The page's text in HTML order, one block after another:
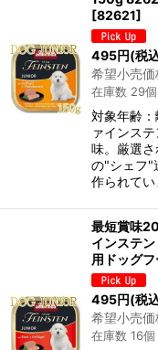
[82621]
495円(税
希望小売価
在庫数 29個
対象年齢
ァインス
味。厳選
の"シェフ"
作られて
最短賞味
インステ
用ドッグ
495円(税
希望小売価
在庫数 16個